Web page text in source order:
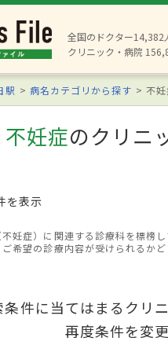
全国のドクター14,382
クリニック・病院
駅 病名カテゴリから探す 不
妊症のクリニ
を表示
妊症）に関連する診療科を標榜
希望の診療内容が受けられるか
条件に当てはまるクリ
再度条件を変